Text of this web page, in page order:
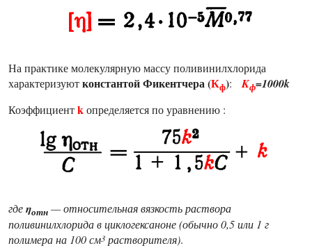
На практике молекулярную массу поливинилхлорида
характеризуютконстантой Фикентчера (Кф): Kф=1000k
Коэффициентkопределяется по уравнению :
гдеηотн — относительная вязкость раствора
поливинилхлорида в циклогексаноне (обычно 0,5 или 1 г
полимера на 100 см3 растворителя).